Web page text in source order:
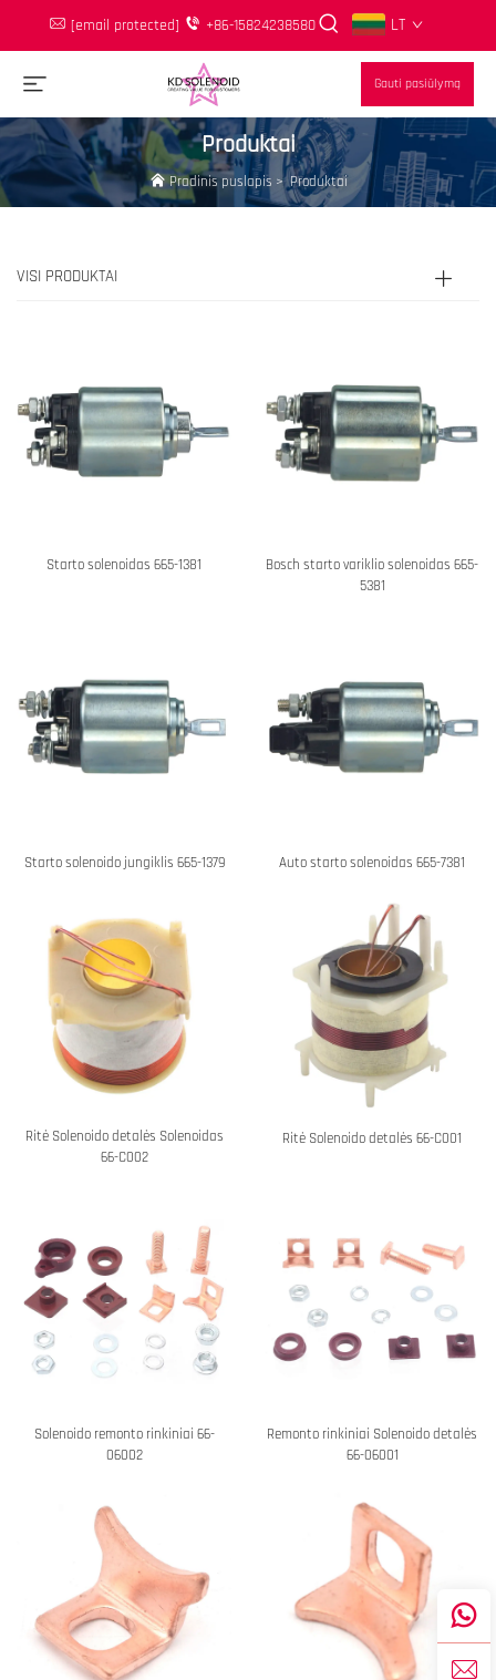
[email protected] +86-15824238580 LT
Gauti pasiūlymą
Produktai
Pradinis puslapis >Produktai
VISI PRODUKTAI
Starto solenoidas 665-1381
Bosch starto variklio solenoidas 665-
5381
Starto solenoido jungiklis 665-1379 Auto starto solenoidas 665-7381
Ritė Solenoido detalės Solenoidas
66-C002
Ritė Solenoido detalės 66-C001
Solenoido remonto rinkiniai 66-
06002
Remonto rinkiniai Solenoido detalės
66-06001